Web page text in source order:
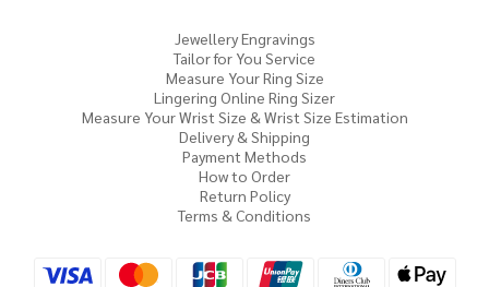
Jewellery Engravings
Tailor for You Service
Measure Your Ring Size
Lingering Online Ring Sizer
Measure Your Wrist Size & Wrist Size Estimation
Delivery & Shipping
Payment Methods
How to Order
Return Policy
Terms & Conditions